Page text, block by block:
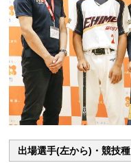
出場選手(左から)・競技種